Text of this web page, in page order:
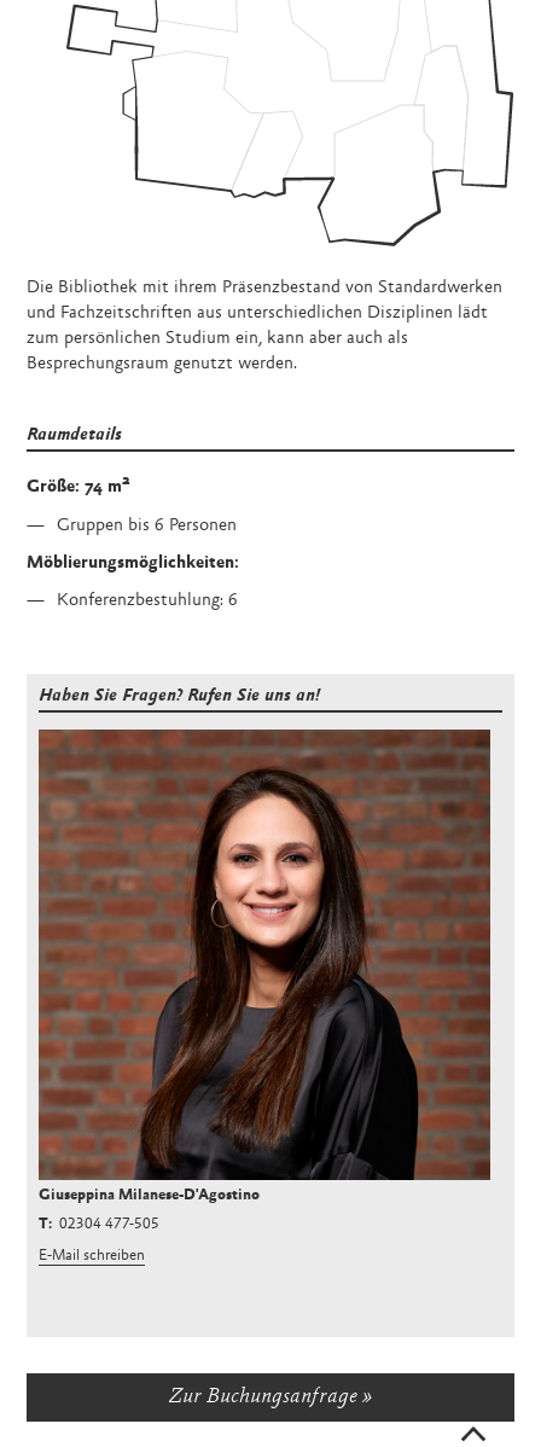
Die Bibliothek mit ihrem Präsenzbestand von Standardwerken
und Fachzeitschriften aus unterschiedlichen Disziplinen lädt
zum persönlichen Studium ein, kann aber auch als
Besprechungsraum genutzt werden.
Raumdetails
Größe: 74 m2
Gruppen bis 6 Personen
Möblierungsmöglichkeiten:
Konferenzbestuhlung: 6
Haben Sie Fragen? Rufen Sie uns an!
Giuseppina Milanese-D'Agostino
02304 477-505
E-Mail schreiben
Zur Buchungsanfrage